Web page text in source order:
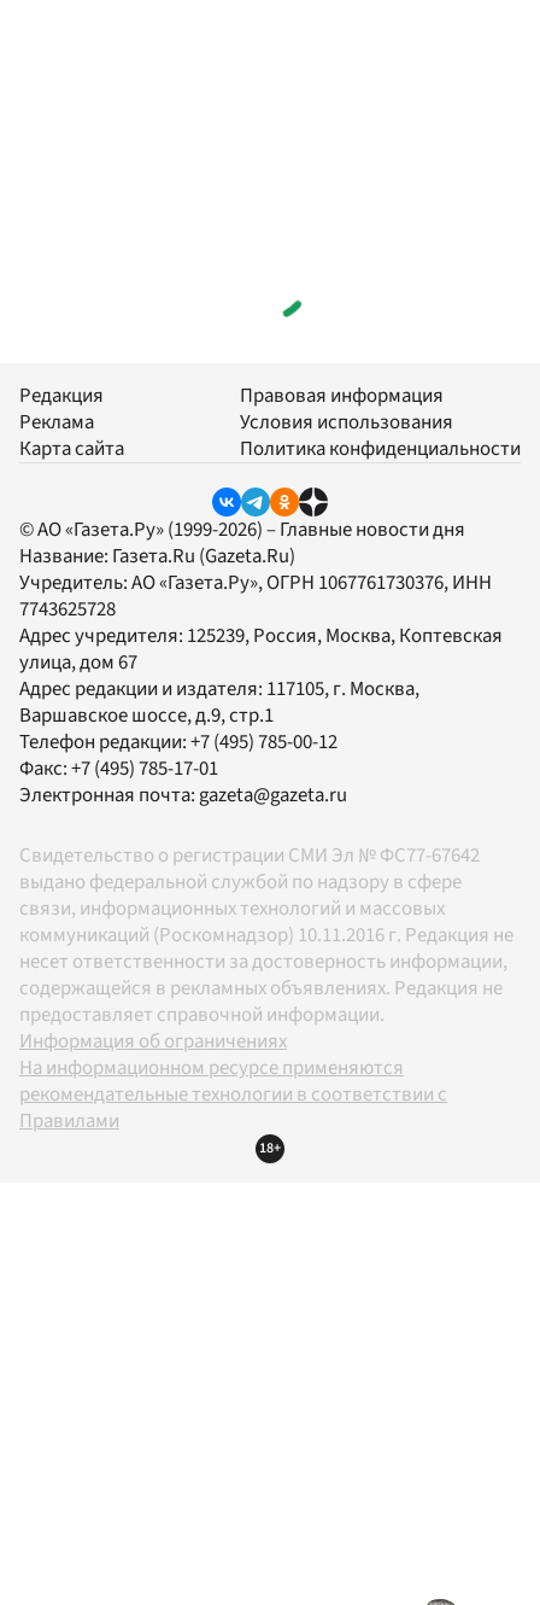
Редакция
Реклама
Карта сайта
Правовая информация
Условия использования
Политика конфиденциальности
© АО «Газета.Ру» (1999-2026) – Главные новости дня
Название: Газета.Ru (Gazeta.Ru)
Учредитель:АО «Газета.Ру», ОГРН 1067761730376, ИНН
7743625728
Адрес учредителя: 125239, Россия, Москва, Коптевская
улица, дом 67
Адрес редакции и издателя: 117105, г. Москва,
Варшавское шоссе, д.9, стр.1
Телефон редакции:+7 (495) 785-00-12
Факс:+7 (495) 785-17-01
Электронная почта: gazeta@gazeta.ru
Свидетельство о регистрации СМИ Эл № ФС77-67642
выдано федеральной службой по надзору в сфере
связи, информационных технологий и массовых
коммуникаций (Роскомнадзор) 10.11.2016 г. Редакция не
несет ответственности за достоверность информации,
содержащейся в рекламных объявлениях. Редакция не
предоставляет справочной информации.
Информация об ограничениях
На информационном ресурсе применяются
рекомендательные технологии в соответствии с
Правилами
18+